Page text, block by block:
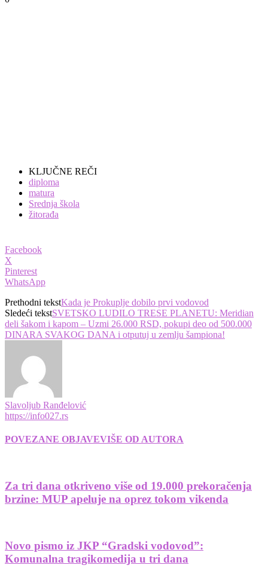
KLJUČNE REČI
diploma
matura
Srednja škola
žitorađa
Facebook
X
Pinterest
WhatsApp
Prethodni tekstKada je Prokuplje dobilo prvi vodovod
Sledeći tekstSVETSKO LUDILO TRESE PLANETU: Meridian
deli šakom i kapom – Uzmi 26.000 RSD, pokupi deo od 500.000
DINARA SVAKOG DANA i otputuj u zemlju šampiona!
Slavoljub Ranđelović
https://info027.rs
POVEZANE OBJAVEVIŠE OD AUTORA
Za tri dana otkriveno više od 19.000 prekoračenja
brzine: MUP apeluje na oprez tokom vikenda
Novo pismo iz JKP “Gradski vodovod”:
Komunalna tragikomedija u tri dana